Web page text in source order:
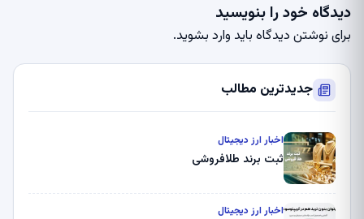
دیدگاه خود را بنویسید
برای نوشتن دیدگاه باید وارد بشوید.
جدیدترین مطالب
اخبار ارز دیجیتال
ثبت برند طلافروشی
اخبار ارز دیجیتال